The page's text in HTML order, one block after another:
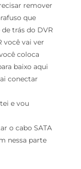
remover
que
trás do DVR
você vai ver
coloca
baixo aqui
conectar
e vou
o cabo SATA
nessa parte